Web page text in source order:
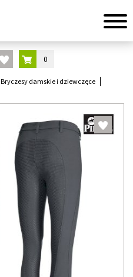
0
Bryczesy damskie i dziewczęce